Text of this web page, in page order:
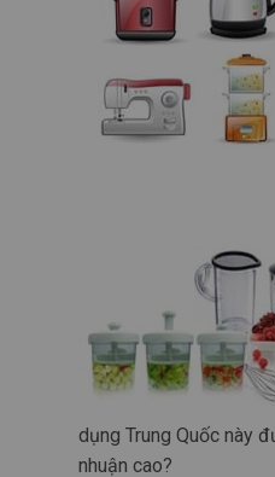
dụng Trung Quốc này
nhuận cao?